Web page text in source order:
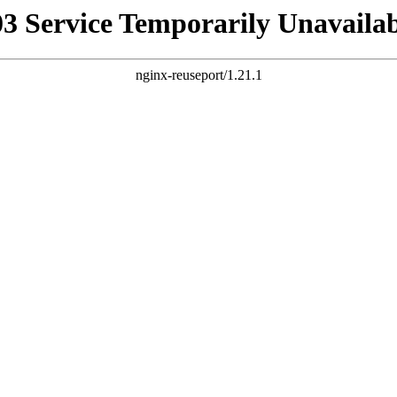
Service Temporarily
nginx-reuseport/1.21.1